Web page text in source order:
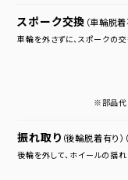
スポーク交換 （車輪脱着
車輪を外さずに、スポークの交
※部品代
振れ取り （後輪脱着有り）
後輪を外して、ホイールの揺